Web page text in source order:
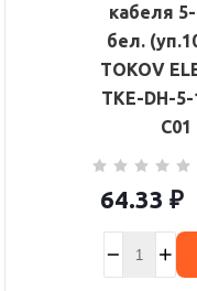
кабеля
бел.
TOKOV
TKE-DH-
C01
64.33 ₽